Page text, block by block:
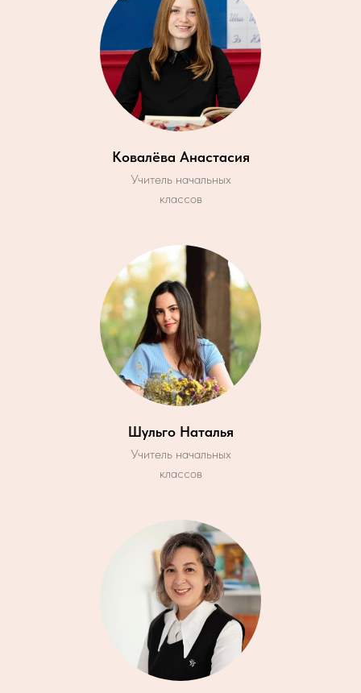
Ковалёва Анастасия
Учитель начальных
классов
Шульго Наталья
Учитель начальных
классов